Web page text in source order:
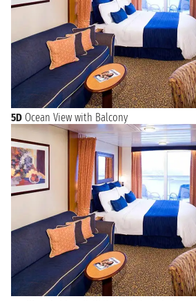
5D Ocean View with Balcony